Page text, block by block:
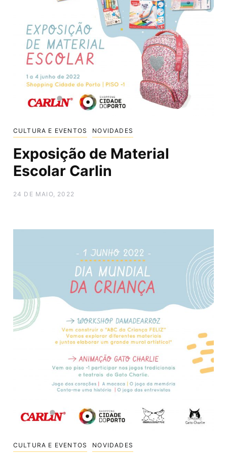
CULTURA E EVENTOS NOVIDADES
Exposição de Material
Escolar Carlin
24 DE MAIO, 2022
CULTURA E EVENTOS NOVIDADES